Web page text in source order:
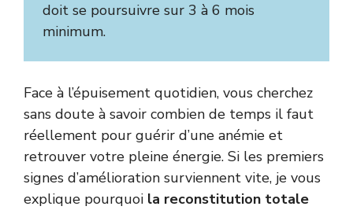
doit se poursuivre sur 3 à 6 mois
minimum.
Face à l’épuisement quotidien, vous cherchez
sans doute à savoir combien de temps il faut
réellement pour guérir d’une anémie et
retrouver votre pleine énergie. Si les premiers
signes d’amélioration surviennent vite, je vous
explique pourquoi la reconstitution totale